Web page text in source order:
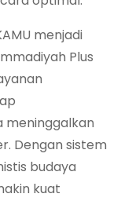
menjadi
Plus
Dengan sistem
budaya
kuat